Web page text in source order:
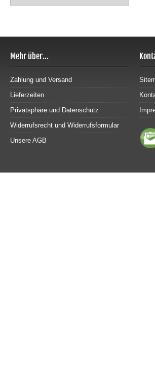
Mehr über...
Zahlung und Versand
Lieferzeiten
Privatsphäre und Datenschutz
Widerrufsrecht und Widerrufsformular
Unsere AGB